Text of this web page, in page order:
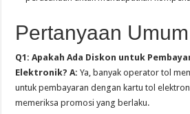
Pertanyaan
Q1: Apakah Ada Diskon untuk
Elektronik? A: Ya, banyak operator tol
untuk pembayaran dengan kartu tol
memeriksa promosi yang berlaku.